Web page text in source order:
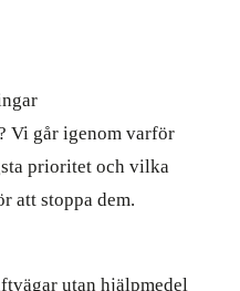
Vi går igenom varför
prioritet och vilka
att stoppa dem.
utan hjälpmedel